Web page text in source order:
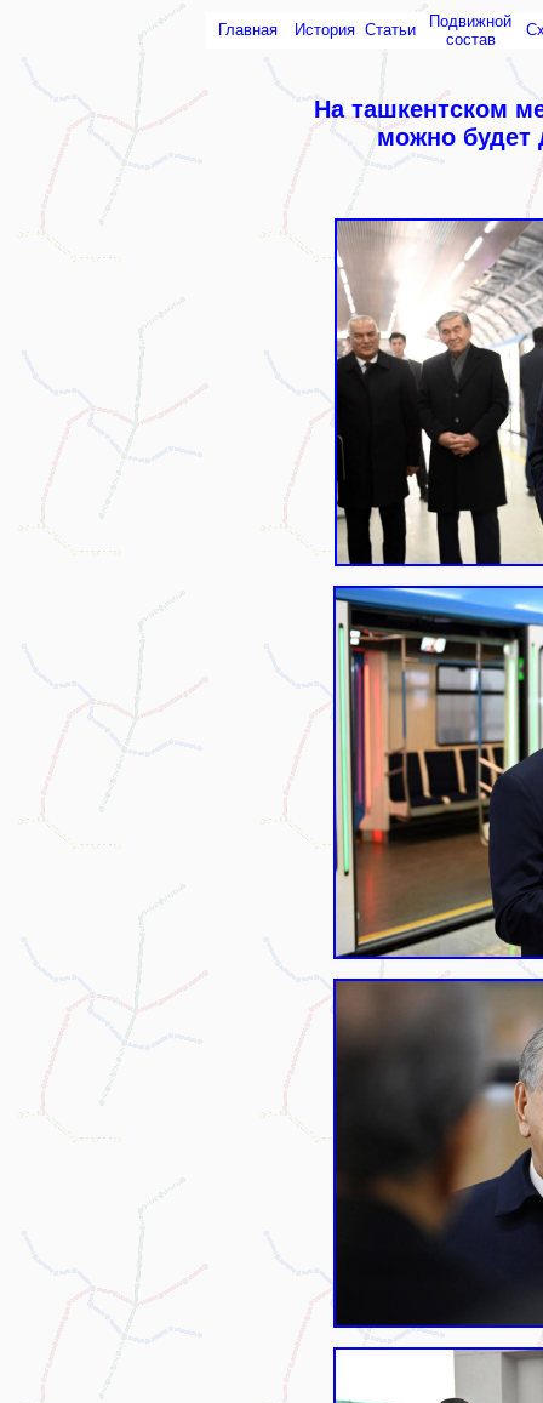
Главная История Статьи
Подвижной
состав
На ташкентском
можно будет